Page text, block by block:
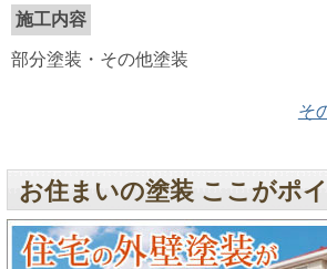
施工内容
部分塗装・その他塗装
そ
お住まいの塗装 ここがポ